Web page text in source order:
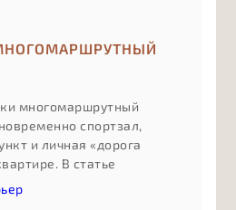
многомаршрутный
спортзал,
и личная «дорога
В статье
комплекс отличается от
или одной полки, как